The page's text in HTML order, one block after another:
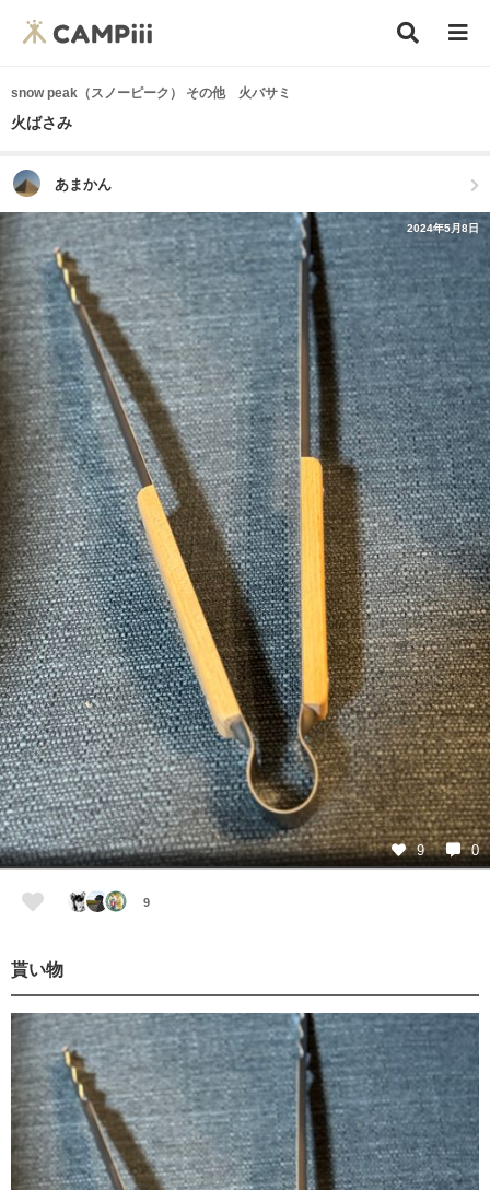
snow peak（スノーピーク） その他 火バサミ
火ばさみ
あまかん
2024年5月8日
9 0
9
貰い物